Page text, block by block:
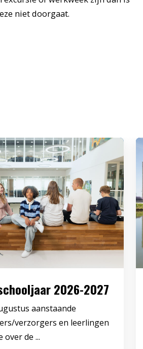
niet doorgaat.
2026-2027
aanstaande
verzorgers en leerlingen
de ...